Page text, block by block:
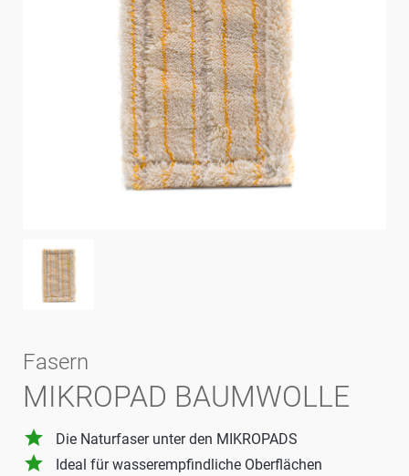
Fasern
MIKROPAD BAUMWOLLE
grade Die Naturfaser unter den MIKROPADS
grade Ideal für wasserempfindliche Oberflächen